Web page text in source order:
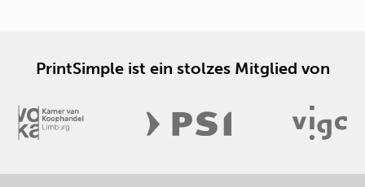
PrintSimple ist ein stolzes Mitglied von